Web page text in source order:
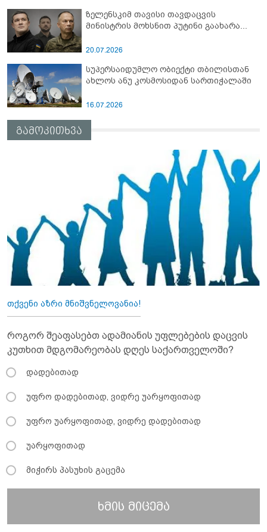
ზელენსკიმ თავისი თავდაცვის
მინისტრის მოხსნით პუტინი გაახარა...
20.07.2026
სუპერსაიდუმლო ობიექტი თბილისთან
ახლოს ანუ კოსმოსიდან სართიჭალაში
16.07.2026
გამოკითხვა
თქვენი აზრი მნიშვნელოვანია!
როგორ შეაფასებთ ადამიანის უფლებების დაცვის
კუთხით მდგომარეობას დღეს საქართველოში?
დადებითად
უფრო დადებითად, ვიდრე უარყოფითად
უფრო უარყოფითად, ვიდრე დადებითად
უარყოფითად
მიჭირს პასუხის გაცემა
ხმის მიცემა